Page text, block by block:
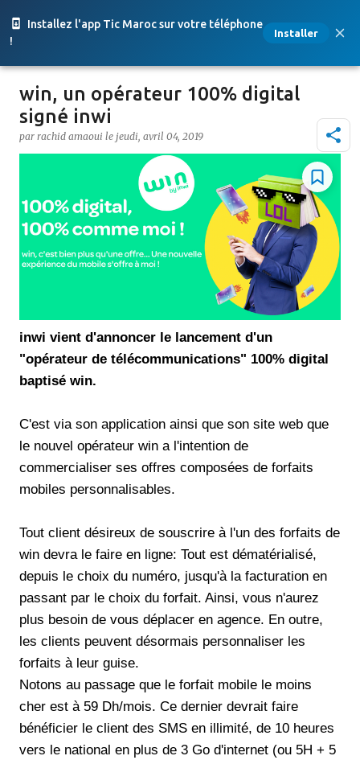
Installez l'app Tic Maroc sur votre téléphone
!
Installer
Accéder au contenu principal
win, un opérateur 100% digital
signé inwi
par rachid amaoui le jeudi, avril 04, 2019
inwi vient d'annoncer le lancement d'un
"opérateur de télécommunications" 100% digital
baptisé win.
C'est via son application ainsi que son site web que
le nouvel opérateur win a l'intention de
commercialiser ses offres composées de forfaits
mobiles personnalisables.
Tout client désireux de souscrire à l'un des forfaits de
win devra le faire en ligne: Tout est dématérialisé,
depuis le choix du numéro, jusqu'à la facturation en
passant par le choix du forfait. Ainsi, vous n'aurez
plus besoin de vous déplacer en agence. En outre,
les clients peuvent désormais personnaliser les
forfaits à leur guise.
Notons au passage que le forfait mobile le moins
cher est à 59 Dh/mois. Ce dernier devrait faire
bénéficier le client des SMS en illimité, de 10 heures
vers le national en plus de 3 Go d'internet (ou 5H + 5